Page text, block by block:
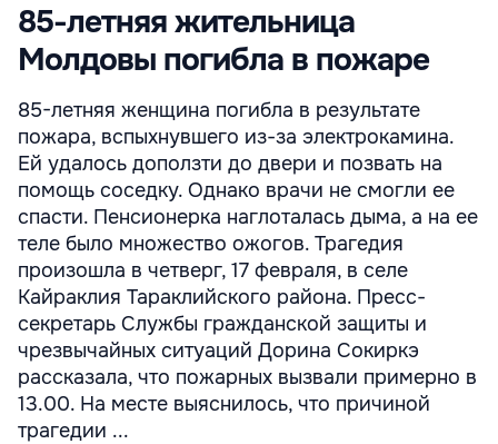
85-летняя жительница
Молдовы погибла в пожаре
85-летняя женщина погибла в результате
пожара, вспыхнувшего из-за электрокамина.
Ей удалось доползти до двери и позвать на
помощь соседку. Однако врачи не смогли ее
спасти. Пенсионерка наглоталась дыма, а на ее
теле было множество ожогов. Трагедия
произошла в четверг, 17 февраля, в селе
Кайраклия Тараклийского района. Пресс-
секретарь Службы гражданской защиты и
чрезвычайных ситуаций Дорина Сокиркэ
рассказала, что пожарных вызвали примерно в
13.00. На месте выяснилось, что причиной
трагедии ...